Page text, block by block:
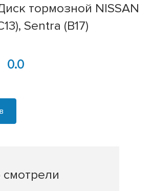
тормозной NISSAN
Sentra (B17)
0.0